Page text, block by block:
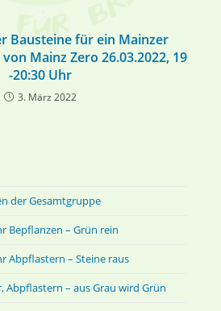
Bausteine für ein Mainzer
Mainz Zero 26.03.2022, 19
-20:30 Uhr
3. März 2022
der Gesamtgruppe
Bepflanzen – Grün rein
Abpflastern – Steine raus
Abpflastern – aus Grau wird Grün